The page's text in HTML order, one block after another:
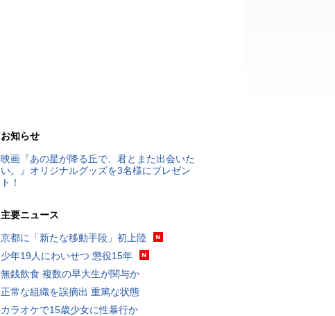
お知らせ
映画『あの星が降る丘で、君とまた出会いた
い。』オリジナルグッズを3名様にプレゼン
ト！
主要ニュース
京都に「新たな移動手段」初上陸
少年19人にわいせつ 懲役15年
無銭飲食 複数の早大生が関与か
正常な組織を誤摘出 重篤な状態
カラオケで15歳少女に性暴行か